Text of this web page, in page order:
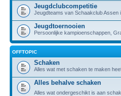
Jeugdclubcompetitie
Jeugdteams van Schaakclub Assen
Jeugdtoernooien
Persoonlijke kampioenschappen,
OFFTOPIC
Schaken
Alles wat met schaken te maken
Alles behalve schaken
Alles wat ondergeschikt is aan